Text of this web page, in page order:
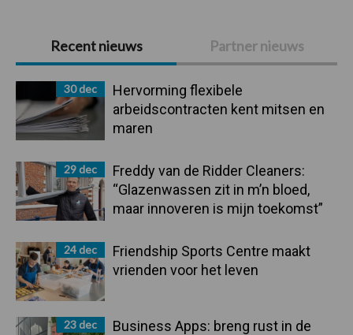
Primaire
Sidebar
Recent nieuws Partner nieuws
30 dec
Hervorming flexibele
arbeidscontracten kent mitsen en
maren
29 dec
Freddy van de Ridder Cleaners:
“Glazenwassen zit in m’n bloed,
maar innoveren is mijn toekomst”
24 dec
Friendship Sports Centre maakt
vrienden voor het leven
23 dec
Business Apps: breng rust in de